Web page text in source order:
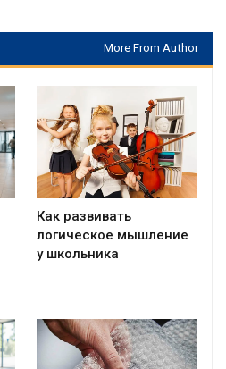
More From Author
Как развивать
логическое мышление
у школьника